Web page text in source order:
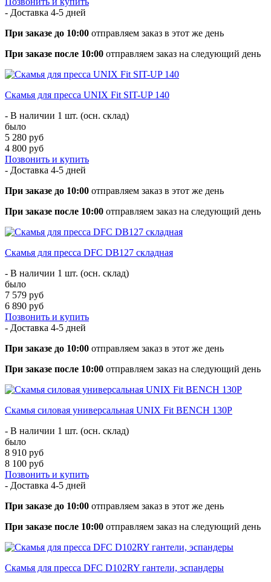
- Доставка 4-5 дней
При заказе до 10:00 отправляем заказ в этот же день
При заказе после 10:00 отправляем заказ на следующий день
Скамья для пресса UNIX Fit SIT-UP 140
- В наличии 1 шт. (осн. склад)
было
5 280 руб
4 800 руб
Позвонить и купить
- Доставка 4-5 дней
При заказе до 10:00 отправляем заказ в этот же день
При заказе после 10:00 отправляем заказ на следующий день
Скамья для пресса DFC DB127 складная
- В наличии 1 шт. (осн. склад)
было
7 579 руб
6 890 руб
Позвонить и купить
- Доставка 4-5 дней
При заказе до 10:00 отправляем заказ в этот же день
При заказе после 10:00 отправляем заказ на следующий день
Скамья силовая универсальная UNIX Fit BENCH 130P
- В наличии 1 шт. (осн. склад)
было
8 910 руб
8 100 руб
Позвонить и купить
- Доставка 4-5 дней
При заказе до 10:00 отправляем заказ в этот же день
При заказе после 10:00 отправляем заказ на следующий день
Скамья для пресса DFC D102RY гантели, эспандеры